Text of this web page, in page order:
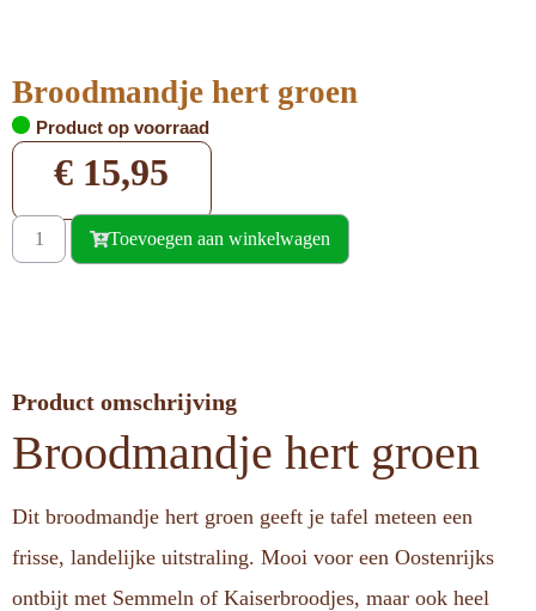
Broodmandje hert groen
Product op voorraad
€ 15,95
Toevoegen aan winkelwagen
Product omschrijving
Broodmandje hert groen
Dit broodmandje hert groen geeft je tafel meteen een
frisse, landelijke uitstraling. Mooi voor een Oostenrijks
ontbijt met Semmeln of Kaiserbroodjes, maar ook heel